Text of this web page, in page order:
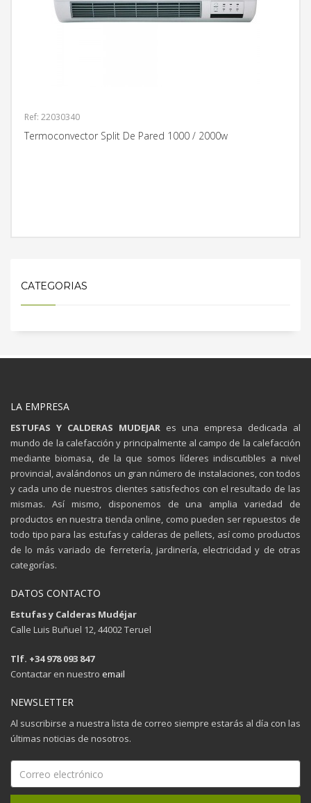
Ref: 22030340
Termoconvector Split De Pared 1000 / 2000w
CATEGORIAS
LA EMPRESA
ESTUFAS Y CALDERAS MUDEJAR es una empresa dedicada al
mundo de la calefacción y principalmente al campo de la calefacción
mediante biomasa, de la que somos líderes indiscutibles a nivel
provincial, avalándonos un gran número de instalaciones, con todos
y cada uno de nuestros clientes satisfechos con el resultado de las
mismas. Así mismo, disponemos de una amplia variedad de
productos en nuestra tienda online, como pueden ser repuestos de
todo tipo para las estufas y calderas de pellets, así como productos
de lo más variado de ferretería, jardinería, electricidad y de otras
categorías.
DATOS CONTACTO
Estufas y Calderas Mudéjar
Calle Luis Buñuel 12, 44002 Teruel
Tlf. +34 978 093 847
Contactar en nuestro email
NEWSLETTER
Al suscribirse a nuestra lista de correo siempre estarás al día con las
últimas noticias de nosotros.